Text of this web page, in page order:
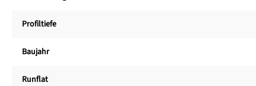
Profiltiefe
Baujahr
Runflat